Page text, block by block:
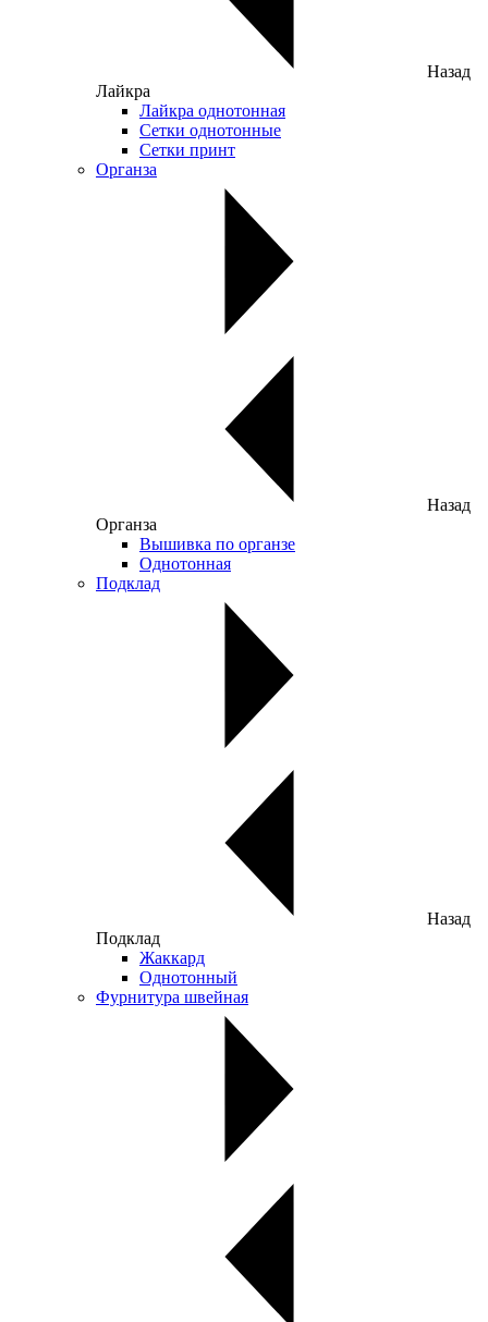
Назад
Лайкра
Лайкра однотонная
Сетки однотонные
Сетки принт
Органза
Назад
Органза
Вышивка по органзе
Однотонная
Подклад
Назад
Подклад
Жаккард
Однотонный
Фурнитура швейная